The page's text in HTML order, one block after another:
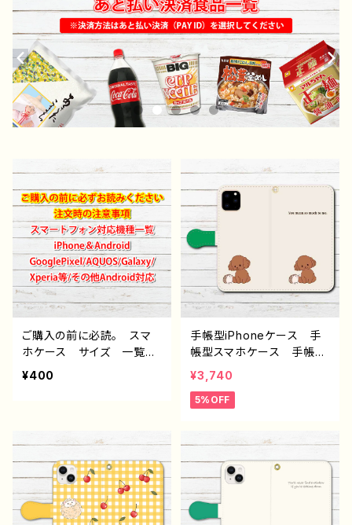
ご購入の前に必読。 スマ
ホケース サイズ 一覧
選び方 iPhoneケース A
対応
¥400
手帳型iPhoneケース 手
帳型スマホケース 手帳
型 全機種対応 おしゃ
れ かわいい 動物 イラ
スト シンプル トイプード
ooglepixel Galaxy An
droid 人気 オリジナ
ル デザイン グッズ 個
性的 おすすめ クリエイ
¥3,740
5%OFF